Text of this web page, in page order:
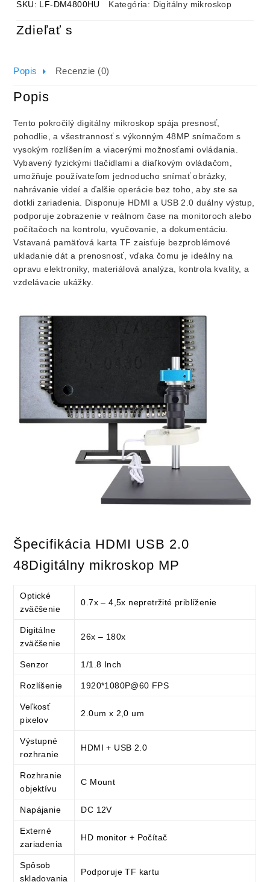
SKU: LF-DM4800HU Kategória: Digitálny mikroskop
Zdieľať s
Popis Recenzie (0)
Popis
Tento pokročilý digitálny mikroskop spája presnosť,
pohodlie, a všestrannosť s výkonným 48MP snímačom s
vysokým rozlíšením a viacerými možnosťami ovládania.
Vybavený fyzickými tlačidlami a diaľkovým ovládačom,
umožňuje používateľom jednoducho snímať obrázky,
nahrávanie videí a ďalšie operácie bez toho, aby ste sa
dotkli zariadenia. Disponuje HDMI a USB 2.0 duálny výstup,
podporuje zobrazenie v reálnom čase na monitoroch alebo
počítačoch na kontrolu, vyučovanie, a dokumentáciu.
Vstavaná pamäťová karta TF zaisťuje bezproblémové
ukladanie dát a prenosnosť, vďaka čomu je ideálny na
opravu elektroniky, materiálová analýza, kontrola kvality, a
vzdelávacie ukážky.
Špecifikácia HDMI USB 2.0
48Digitálny mikroskop MP
Optické
zväčšenie
0.7x – 4,5x nepretržité priblíženie
Digitálne
zväčšenie
26x – 180x
Senzor 1/1.8 Inch
Rozlíšenie 1920*1080P@60 FPS
Veľkosť
pixelov
2.0um x 2,0 um
Výstupné
rozhranie
HDMI + USB 2.0
Rozhranie
objektívu
C Mount
Napájanie DC 12V
Externé
zariadenia
HD monitor + Počítač
Spôsob
skladovania
Podporuje TF kartu